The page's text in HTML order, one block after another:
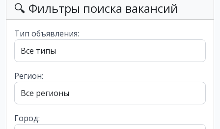
🔍 Фильтры поиска вакансий
Тип объявления:
Регион:
Город: